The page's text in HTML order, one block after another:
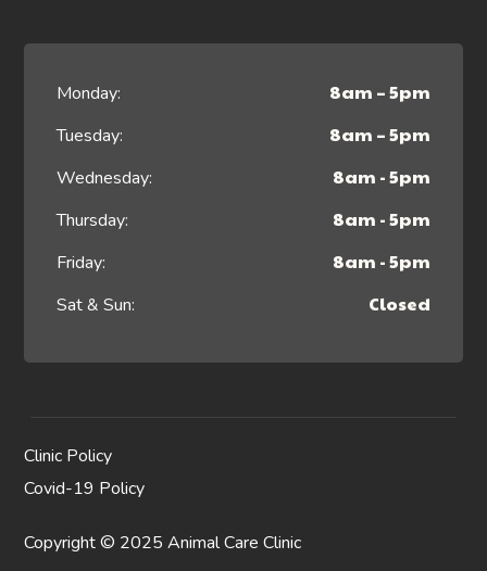
Monday: 8am – 5pm
Tuesday: 8am – 5pm
Wednesday: 8am - 5pm
Thursday: 8am - 5pm
Friday: 8am - 5pm
Sat & Sun: Closed
Clinic Policy
Covid-19 Policy
Copyright © 2025 Animal Care Clinic